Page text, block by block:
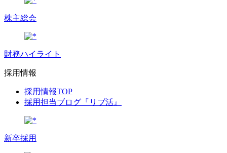
株主総会
財務ハイライト
採用情報
採用情報TOP
採用担当ブログ『リブ活』
新卒採用